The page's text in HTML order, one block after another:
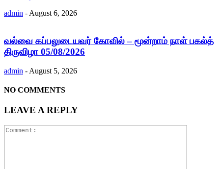
admin - August 6, 2026
வல்வை கப்பலுடையவர் கோவில் – மூன்றாம் நாள் பகல்த்
திருவிழா 05/08/2026
admin - August 5, 2026
NO COMMENTS
LEAVE A REPLY